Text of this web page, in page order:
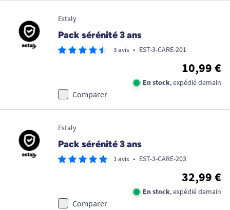
Estaly
Pack sérénité 3 ans
3 avis • EST-3-CARE-201
10,99 €
En stock, expédié demain
Comparer
Estaly
Pack sérénité 3 ans
1 avis • EST-3-CARE-203
32,99 €
En stock, expédié demain
Comparer